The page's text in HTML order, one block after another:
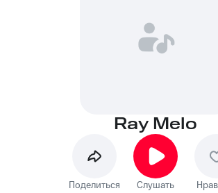
Ray Melo
Поделиться Слушать